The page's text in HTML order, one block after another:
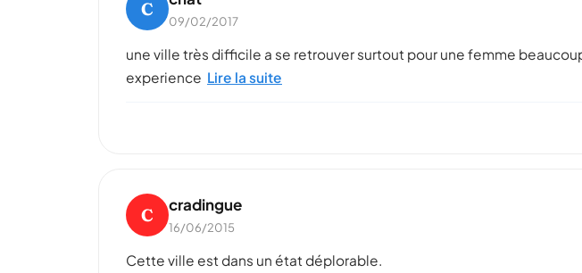
C
09/02/2017
une ville très difficile a se retrouver surtout pour une femme
experience Lire la suite
C cradingue
16/06/2015
Cette ville est dans un état déplorable.